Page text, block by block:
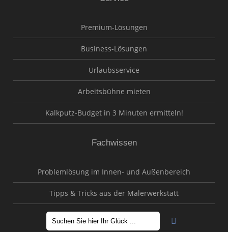
Premium-Lösungen
Business-Lösungen
Urlaubsservice
Arbeitsbühne mieten
Kalkputz-Budget in 3 Minuten ermitteln!
Fachwissen
Problemlösung im Innen- und Außenbereich
Tipps & Tricks aus der Malerwerkstatt